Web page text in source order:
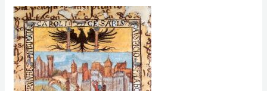
representación:
el
poder
de
la
escritura
y